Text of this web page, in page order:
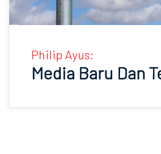
Philip Ayus:
Media Baru Dan